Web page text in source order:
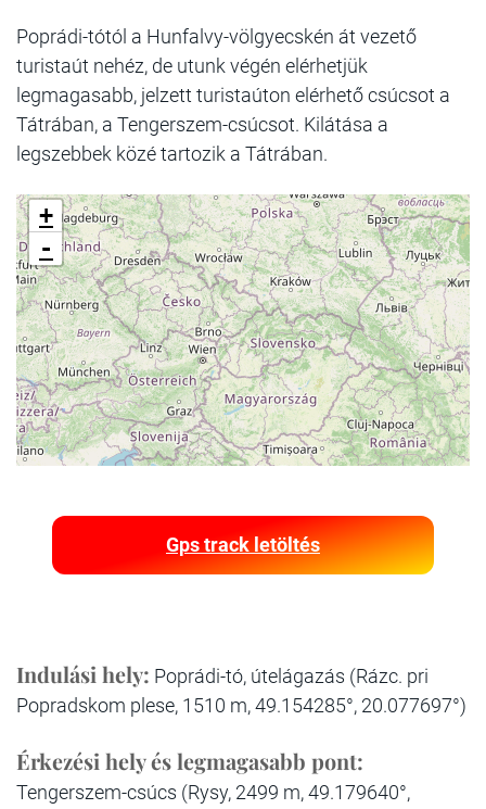
Poprádi-tótól a Hunfalvy-völgyecskén át vezető
turistaút nehéz, de utunk végén elérhetjük
legmagasabb, jelzett turistaúton elérhető csúcsot a
Tátrában, a Tengerszem-csúcsot. Kilátása a
legszebbek közé tartozik a Tátrában.
+
-
Gps track letöltés
Indulási hely: Poprádi-tó, útelágazás (Rázc. pri
Popradskom plese, 1510 m, 49.154285°, 20.077697°)
Érkezési hely és legmagasabb pont:
Tengerszem-csúcs (Rysy, 2499 m, 49.179640°,